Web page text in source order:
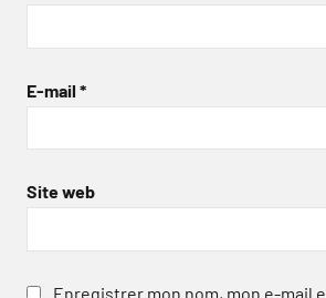
E-mail *
Site web
Enregistrer mon nom, mon e-mail